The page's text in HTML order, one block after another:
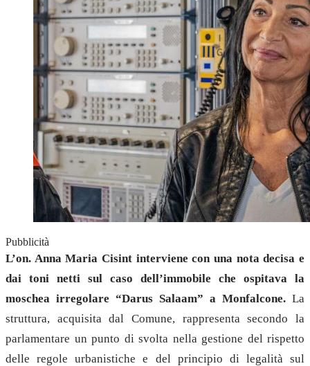
Pubblicità
L’on. Anna Maria Cisint interviene con una nota decisa e
dai toni netti sul caso dell’immobile che ospitava la
moschea irregolare “Darus Salaam” a Monfalcone. La
struttura, acquisita dal Comune, rappresenta secondo la
parlamentare un punto di svolta nella gestione del rispetto
delle regole urbanistiche e del principio di legalità sul